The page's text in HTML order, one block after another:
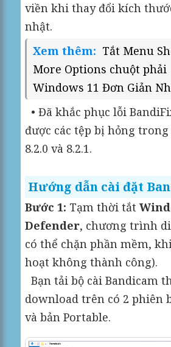
viền khi thay đổi kích
nhật.
Xem thêm: Tắt Menu
More Options chuột phải
Windows 11 Đơn Giản
• Đã khắc phục lỗi
được các tệp bị hỏng
8.2.0 và 8.2.1.
Hướng dẫn cài đặt
Bước 1: Tạm thời tắt
Defender, chương trình
có thể chặn phần mềm,
hoạt không thành công).
Bạn tải bộ cài Bandicam
download trên có 2 phiên
và bản Portable.